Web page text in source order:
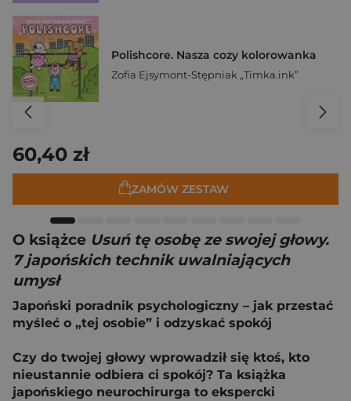
Polishcore. Nasza cozy kolorowanka
Zofia Ejsymont-Stępniak „Timka.ink”
60,40 zł
ZAMÓW ZESTAW
O książce Usuń tę osobę ze swojej głowy.
7 japońskich technik uwalniających
umysł
Japoński poradnik psychologiczny – jak przestać
myśleć o „tej osobie” i odzyskać spokój
Czy do twojej głowy wprowadził się ktoś, kto
nieustannie odbiera ci spokój? Ta książka
japońskiego neurochirurga to ekspercki